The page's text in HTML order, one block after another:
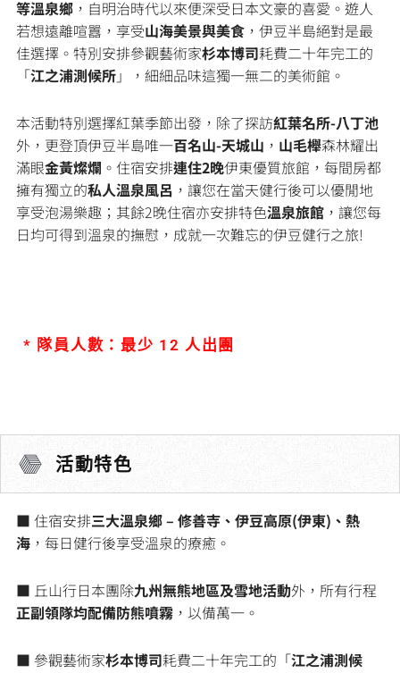
等溫泉鄉 ，自明治時代以來便深受日本文豪的喜愛。遊人
若想遠離喧囂，享受山海美景與美食 ，伊豆半島絕對是最
佳選擇。特別安排參觀藝術家杉本博司耗費二十年完工的
「江之浦測候所」，細細品味這獨一無二的美術館。
本活動特別選擇紅葉季節出發，除了探訪紅葉名所-八丁池
外，更登頂伊豆半島唯一百名山-天城山 ， 山毛櫸森林耀出
滿眼金黃燦爛 。住宿安排連住2晚伊東優質旅館，每間房都
擁有獨立的私人溫泉風呂 ，讓您在當天健行後可以優閒地
享受泡湯樂趣；其餘2晚住宿亦安排特色溫泉旅館 ，讓您每
日均可得到溫泉的撫慰，成就一次難忘的伊豆健行之旅!
* 隊員人數：最少 12 人出團
活動特色
■ 住宿安排三大溫泉鄉 – 修善寺、 伊豆高原(伊東)、熱
海 ，每日健行後享受溫泉的療癒。
■ 丘山行日本團除九州無熊地區及雪地活動外，所有行程
正副領隊均配備防熊噴霧 ，以備萬一。
■ 參觀藝術家杉本博司耗費二十年完工的「江之浦測候